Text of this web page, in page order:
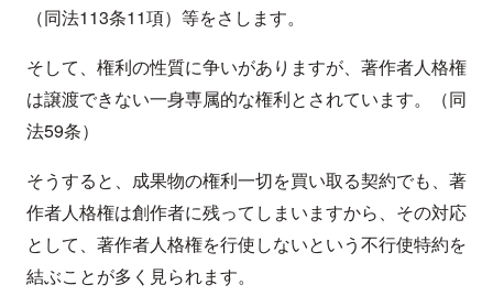
（同法113条11項）等をさします。
そして、権利の性質に争いがありますが、著作者人格権
は譲渡できない一身専属的な権利とされています。（同
法59条）
そうすると、成果物の権利一切を買い取る契約でも、著
作者人格権は創作者に残ってしまいますから、その対応
として、著作者人格権を行使しないという不行使特約を
結ぶことが多く見られます。